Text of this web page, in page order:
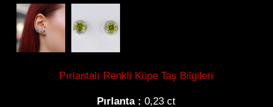
Gerdanlık
Pırlantalı Renkli Küpe Taş Bilgileri
Pırlanta : 0,23 ct